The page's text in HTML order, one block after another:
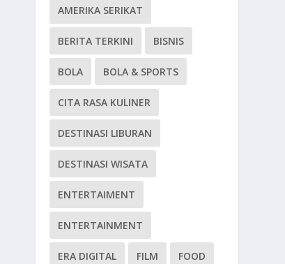
AMERIKA SERIKAT
BERITA TERKINI BISNIS
BOLA BOLA & SPORTS
CITA RASA KULINER
DESTINASI LIBURAN
DESTINASI WISATA
ENTERTAIMENT
ENTERTAINMENT
ERA DIGITAL FILM FOOD